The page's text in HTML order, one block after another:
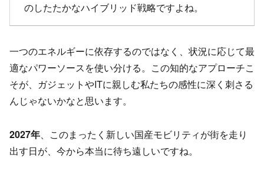
のしたたかなハイブリッド戦略ですよね。
一つのエネルギーに依存するのではなく、状況に応じて最
適なパワーソースを使い分ける。この知的なアプローチこ
そが、ガジェットやITに親しむ私たちの感性に深く刺さる
んじゃないかなと思います。
2027年、このまったく新しい国産モビリティが街を走り
出す日が、今から本当に待ち遠しいですね。